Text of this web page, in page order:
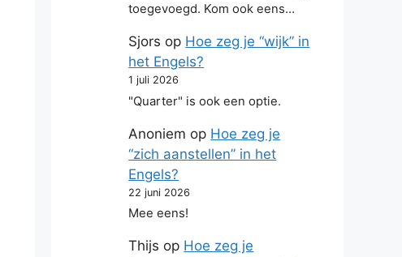
toegevoegd. Kom ook eens…
Sjors op Hoe zeg je “wijk” in
het Engels?
1 juli 2026
"Quarter" is ook een optie.
Anoniem op Hoe zeg je
“zich aanstellen” in het
Engels?
22 juni 2026
Mee eens!
Thijs op Hoe zeg je